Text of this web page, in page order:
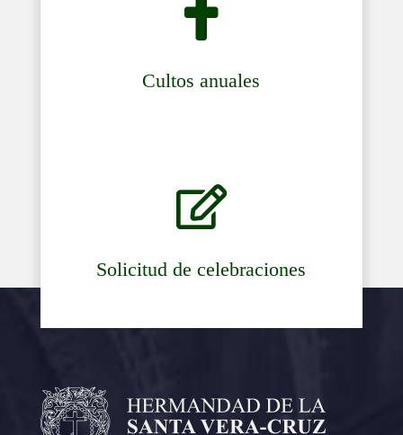

Cultos anuales

Solicitud de celebraciones